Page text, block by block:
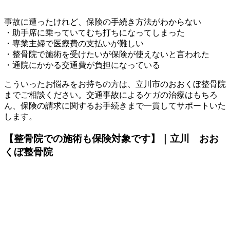
事故に遭ったけれど、保険の手続き方法がわからない
・助手席に乗っていてむち打ちになってしまった
・専業主婦で医療費の支払いが難しい
・整骨院で施術を受けたいが保険が使えないと言われた
・通院にかかる交通費が負担になっている
こういったお悩みをお持ちの方は、立川市のおおくぼ整骨院
までご相談ください。交通事故によるケガの治療はもちろ
ん、保険の請求に関するお手続きまで一貫してサポートいた
します。
【整骨院での施術も保険対象です】｜立川 おお
くぼ整骨院